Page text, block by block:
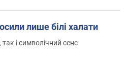
лише білі халати
і символічний сенс